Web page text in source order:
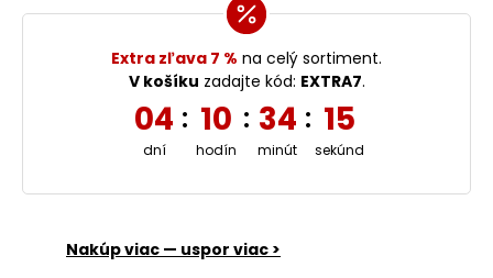
Extra zľava 7 % na celý sortiment.
V košíku zadajte kód: EXTRA7.
04
dní
: 10
hodín
: 34
minút
: 14
sekúnd
Nakúp viac — uspor viac >